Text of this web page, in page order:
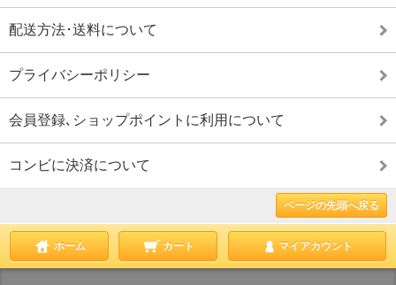
配送方法･送料について
プライバシーポリシー
会員登録､ショップポイントに利用について
コンビに決済について
ページの先頭へ戻る
ホーム カート マイアカウント